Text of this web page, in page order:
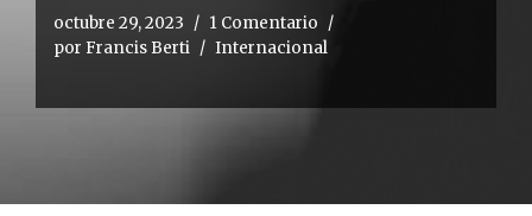
octubre 29, 2023
1 Comentario
por Francis Berti Internacional